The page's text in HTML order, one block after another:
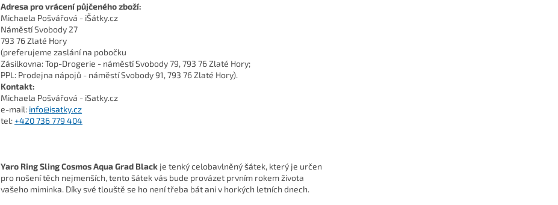
Adresa pro vrácení půjčeného zboží:
Michaela Pošvářová - iŠátky.cz
Náměstí Svobody 27
793 76 Zlaté Hory
(preferujeme zaslání na pobočku
Zásilkovna: Top-Drogerie - náměstí Svobody 79, 793 76 Zlaté Hory;
PPL: Prodejna nápojů - náměstí Svobody 91, 793 76 Zlaté Hory).
Kontakt:
Michaela Pošvářová - iSatky.cz
e-mail: info@isatky.cz
tel:+420 736 779 404
Yaro Ring Sling Cosmos Aqua Grad Black je tenký celobavlněný šátek, který je určen
pro nošení těch nejmenších, tento šátek vás bude provázet prvním rokem života
vašeho miminka. Díky své tlouště se ho není třeba bát ani v horkých letních dnech.